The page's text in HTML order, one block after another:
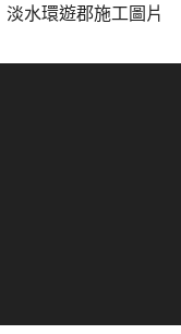
淡水環遊郡施工圖片